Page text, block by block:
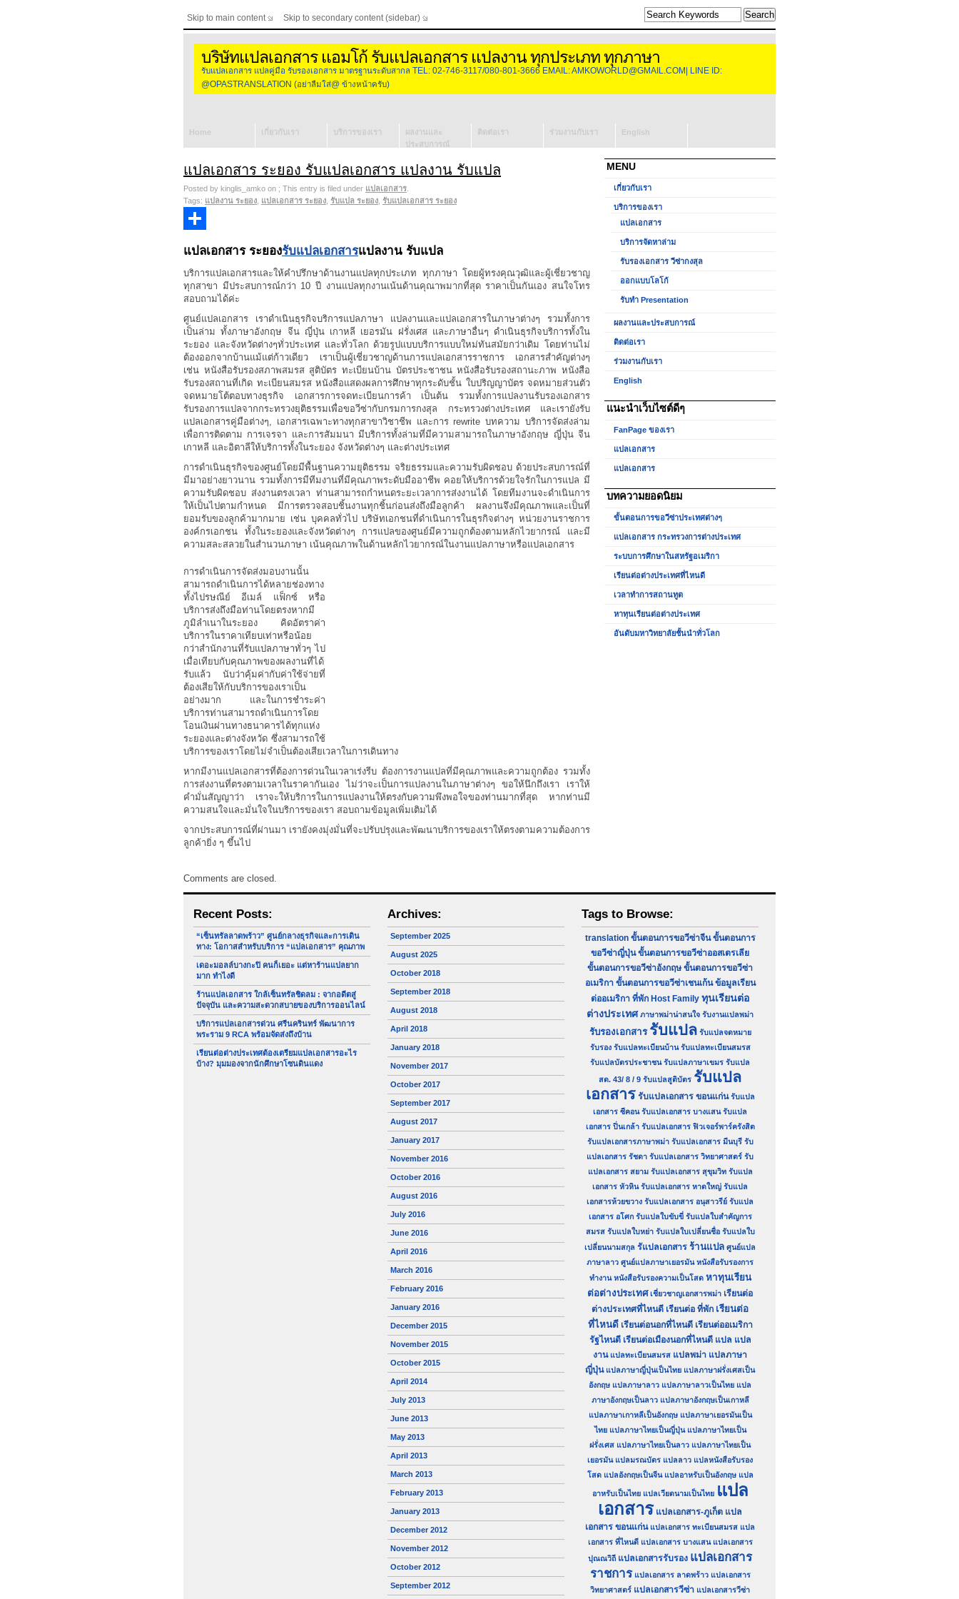
Skip to main content Skip to secondary content (sidebar)
บริษัทแปลเอกสาร แอมโก้ รับแปลเอกสาร แปลงาน ทุกประเภท ทุกภาษา
รับแปลเอกสาร แปลคู่มือ รับรองเอกสาร มาตรฐานระดับสากล TEL: 02-746-3117/080-801-3666 EMAIL: AMKOWORLD@GMAIL.COM| LINE ID:
@OPASTRANSLATION (อย่าลืมใส่@ ข้างหน้าครับ)
Home เกี่ยวกับเรา บริการของเรา
ล่าม
รับรองเอกสาร
รับทำ
ผลงานและ
ประสบการณ์
ติดต่อเรา ร่วมงานกับเรา English
แปลเอกสาร ระยอง รับแปลเอกสาร แปลงาน รับแปล
Posted by kinglis_amko on ; This entry is filed under แปลเอกสาร
Tags: แปลงาน ระยอง แปลเอกสาร ระยอง รับแปล ระยอง รับแปลเอกสาร ระยอง
แปลเอกสาร ระยองรับแปลเอกสารแปลงาน รับแปล
บริการแปลเอกสารและให้คำปรึกษาด้านงานแปลทุกประเภท ทุกภาษา โดยผู้ทรงคุณวุฒิและผู้เชี่ยวชาญ
ทุกสาขา มีประสบการณ์กว่า 10 ปี งานแปลทุกงานเน้นด้านคุณาพมากที่สุด ราคาเป็นกันเอง สนใจโทร
สอบถามได้ค่ะ
ศูนย์แปลเอกสาร เราดำเนินธุรกิจบริการแปลภาษา แปลงานและแปลเอกสารในภาษาต่างๆ รวมทั้งการ
เป็นล่าม ทั้งภาษาอังกฤษ จีน ญี่ปุ่น เกาหลี เยอรมัน ฝรั่งเศส และภาษาอื่นๆ ดำเนินธุรกิจบริการทั้งใน
ระยอง และจังหวัดต่างๆทั่วประเทศ และทั่วโลก ด้วยรูปแบบบริการแบบใหม่ทันสมัยกว่าเดิม โดยท่านไม่
ต้องออกจากบ้านแม้แต่ก้าวเดียว เราเป็นผู้เชี่ยวชาญด้านการแปลเอกสารราชการ เอกสารสำคัญต่างๆ
เช่น หนังสือรับรองสภาพสมรส สูติบัตร ทะเบียนบ้าน บัตรประชาชน หนังสือรับรองสถานะภาพ หนังสือ
รับรองสถานที่เกิด ทะเบียนสมรส หนังสือแสดงผลการศึกษาทุกระดับชั้น ใบปริญญาบัตร จดหมายส่วนตัว
จดหมายโต้ตอบทางธุรกิจ เอกสารการจดทะเบียนการค้า เป็นต้น รวมทั้งการแปลงานรับรองเอกสาร
รับรองการแปลจากกระทรวงยุติธรรมเพื่อขอวีซ่ากับกรมการกงสุล กระทรวงต่างประเทศ และเรายังรับ
แปลเอกสารคู่มือต่างๆ, เอกสารเฉพาะทางทุกสาขาวิชาชีพ และการ rewrite บทความ บริการจัดส่งล่าม
เพื่อการติดตาม การเจรจา และการสัมมนา มีบริการทั้งล่ามที่มีความสามารถในภาษาอังกฤษ ญี่ปุ่น จีน
เกาหลี และอิตาลีให้บริการทั้งในระยอง จังหวัดต่างๆ และต่างประเทศ
การดำเนินธุรกิจของศูนย์โดยมีพื้นฐานความยุติธรรม จริยธรรมและความรับผิดชอบ ด้วยประสบการณ์ที่
มีมาอย่างยาวนาน รวมทั้งการมีทีมงานที่มีคุณภาพระดับมืออาชีพ คอยให้บริการด้วยใจรักในการแปล มี
ความรับผิดชอบ ส่งงานตรงเวลา ท่านสามารถกำหนดระยะเวลาการส่งงานได้ โดยทีมงานจะดำเนินการ
ให้เป็นไปตามกำหนด มีการตรวจสอบชิ้นงานทุกชิ้นก่อนส่งถึงมือลูกค้า ผลงานจึงมีคุณภาพและเป็นที่
ยอมรับของลูกค้ามากมาย เช่น บุคคลทั่วไป บริษัทเอกชนที่ดำเนินการในธุรกิจต่างๆ หน่วยงานราชการ
องค์กรเอกชน ทั้งในระยองและจังหวัดต่างๆ การแปลของศูนย์มีความถูกต้องตามหลักไวยากรณ์ และมี
ความสละสลวยในสำนวนภาษา เน้นคุณภาพในด้านหลักไวยากรณ์ในงานแปลภาษาหรือแปลเอกสาร
การดำเนินการจัดส่งมอบงานนั้น
สามารถดำเนินการได้หลายช่องทาง
ทั้งไปรษณีย์ อีเมล์ แฟ็กซ์ หรือ
บริการส่งถึงมือท่านโดยตรงหากมี
ภูมิลำเนาในระยอง คิดอัตราค่า
บริการในราคาเทียบเท่าหรือน้อย
กว่าสำนักงานที่รับแปลภาษาทั่วๆ ไป
เมื่อเทียบกับคุณภาพของผลงานที่ได้
รับแล้ว นับว่าคุ้มค่ากับค่าใช้จ่ายที่
ต้องเสียให้กับบริการของเราเป็น
อย่างมาก และในการชำระค่า
บริการท่านสามารถดำเนินการโดย
โอนเงินผ่านทางธนาคารได้ทุกแห่ง
ระยองและต่างจังหวัด ซึ่งสามารถใช้
บริการของเราโดยไม่จำเป็นต้องเสียเวลาในการเดินทาง
หากมีงานแปลเอกสารที่ต้องการด่วนในเวลาเร่งรีบ ต้องการงานแปลที่มีคุณภาพและความถูกต้อง รวมทั้ง
การส่งงานที่ตรงตามเวลาในราคากันเอง ไม่ว่าจะเป็นการแปลงานในภาษาต่างๆ ขอให้นึกถึงเรา เราให้
คำมั่นสัญญาว่า เราจะให้บริการในการแปลงานให้ตรงกับความพึงพอใจของท่านมากที่สุด หากท่านมี
ความสนใจและมั่นใจในบริการของเรา สอบถามข้อมูลเพิ่มเติมได้
จากประสบการณ์ที่ผ่านมา เรายังคงมุ่งมั่นที่จะปรับปรุงและพัฒนาบริการของเราให้ตรงตามความต้องการ
ลูกค้ายิ่ง ๆ ขึ้นไป
Comments are closed.
MENU
เกี่ยวกับเรา
บริการของเรา
แปลเอกสาร
บริการจัดหาล่าม
รับรองเอกสาร วีซ่ากงสุล
ออกแบบโลโก้
รับทำ Presentation
ผลงานและประสบการณ์
ติดต่อเรา
ร่วมงานกับเรา
English
แนะนำเว็บไซต์ดีๆ
FanPage ของเรา
แปลเอกสาร
แปลเอกสาร
บทความยอดนิยม
ขั้นตอนการขอวีซ่าประเทศต่างๆ
แปลเอกสาร กระทรวงการต่างประเทศ
ระบบการศึกษาในสหรัฐอเมริกา
เรียนต่อต่างประเทศที่ไหนดี
เวลาทำการสถานทูต
หาทุนเรียนต่อต่างประเทศ
อันดับมหาวิทยาลัยชั้นนำทั่วโลก
Recent Posts:
“เซ็นทรัลลาดพร้าว” ศูนย์กลางธุรกิจและการเดิน
ทาง: โอกาสสำหรับบริการ “แปลเอกสาร” คุณภาพ
เดอะมอลล์บางกะปิ คนก็เยอะ แต่หาร้านแปลยาก
มาก ทำไงดี
ร้านแปลเอกสาร ใกล้เซ็นทรัลชิดลม : จากอดีตสู่
ปัจจุบัน และความสะดวกสบายของบริการออนไลน์
บริการแปลเอกสารด่วน ศรีนครินทร์ พัฒนาการ
พระราม 9 RCA พร้อมจัดส่งถึงบ้าน
เรียนต่อต่างประเทศต้องเตรียมแปลเอกสารอะไร
บ้าง? มุมมองจากนักศึกษาโซนดินแดง
Archives:
September 2025
August 2025
October 2018
September 2018
August 2018
April 2018
January 2018
November 2017
October 2017
September 2017
August 2017
January 2017
November 2016
October 2016
August 2016
July 2016
June 2016
April 2016
March 2016
February 2016
January 2016
December 2015
November 2015
October 2015
April 2014
July 2013
June 2013
May 2013
April 2013
March 2013
February 2013
January 2013
December 2012
November 2012
October 2012
September 2012
Tags to Browse:
translation ขั้นตอนการขอวีซ่าจีน ขั้นตอนการ
ขอวีซ่าญี่ปุ่น ขั้นตอนการขอวีซ่าออสเตรเลีย
ขั้นตอนการขอวีซ่าอังกฤษ ขั้นตอนการขอวีซ่า
อเมริกา ขั้นตอนการขอวีซ่าเชนเก้น ข้อมูลเรียน
ต่ออเมริกา ที่พัก Host Family ทุนเรียนต่อ
ต่างประเทศ ภาษาพม่าน่าสนใจ รับงานแปลพม่า
รับรองเอกสาร รับแปล รับแปลจดหมาย
รับรอง รับแปลทะเบียนบ้าน รับแปลทะเบียนสมรส
รับแปลบัตรประชาชน รับแปลภาษาเขมร รับแปล
สด. 43/ 8 / 9 รับแปลสูติบัตร รับแปล
เอกสาร รับแปลเอกสาร ขอนแก่น รับแปล
เอกสาร ซีคอน รับแปลเอกสาร บางแสน รับแปล
เอกสาร ปิ่นเกล้า รับแปลเอกสาร ฟิวเจอร์พาร์ครังสิต
รับแปลเอกสารภาษาพม่า รับแปลเอกสาร มีนบุรี รับ
แปลเอกสาร รัชดา รับแปลเอกสาร วิทยาศาสตร์ รับ
แปลเอกสาร สยาม รับแปลเอกสาร สุขุมวิท รับแปล
เอกสาร หัวหิน รับแปลเอกสาร หาดใหญ่ รับแปล
เอกสารห้วยขวาง รับแปลเอกสาร อนุสาวรีย์ รับแปล
เอกสาร อโศก รับแปลใบขับขี่ รับแปลใบสำคัญการ
สมรส รับแปลใบหย่า รับแปลใบเปลี่ยนชื่อ รับแปลใบ
เปลี่ยนนามสกุล รัแปลเอกสาร ร้านแปล ศูนย์แปล
ภาษาลาว ศูนย์แปลภาษาเยอรมัน หนังสือรับรองการ
ทำงาน หนังสือรับรองความเป็นโสด หาทุนเรียน
ต่อต่างประเทศ เชี่ยวชาญเอกสารพม่า เรียนต่อ
ต่างประเทศที่ไหนดี เรียนต่อ ที่พัก เรียนต่อ
ที่ไหนดี เรียนต่อนอกที่ไหนดี เรียนต่ออเมริกา
รัฐไหนดี เรียนต่อเมืองนอกที่ไหนดี แปล แปล
งาน แปลทะเบียนสมรส แปลพม่า แปลภาษา
ญี่ปุ่น แปลภาษาญี่ปุ่นเป็นไทย แปลภาษาฝรั่งเศสเป็น
อังกฤษ แปลภาษาลาว แปลภาษาลาวเป็นไทย แปล
ภาษาอังกฤษเป็นลาว แปลภาษาอังกฤษเป็นเกาหลี
แปลภาษาเกาหลีเป็นอังกฤษ แปลภาษาเยอรมันเป็น
ไทย แปลภาษาไทยเป็นญี่ปุ่น แปลภาษาไทยเป็น
ฝรั่งเศส แปลภาษาไทยเป็นลาว แปลภาษาไทยเป็น
เยอรมัน แปลมรณบัตร แปลลาว แปลหนังสือรับรอง
โสด แปลอังกฤษเป็นจีน แปลอาหรับเป็นอังกฤษ แปล
อาหรับเป็นไทย แปลเวียดนามเป็นไทย แปล
เอกสาร แปลเอกสาร-ภูเก็ต แปล
เอกสาร ขอนแก่น แปลเอกสาร ทะเบียนสมรส แปล
เอกสาร ที่ไหนดี แปลเอกสาร บางแสน แปลเอกสาร
ปุณณวิถี แปลเอกสารรับรอง แปลเอกสาร
ราชการ แปลเอกสาร ลาดพร้าว แปลเอกสาร
วิทยาศาสตร์ แปลเอกสารวีซ่า แปลเอกสารวีซ่า